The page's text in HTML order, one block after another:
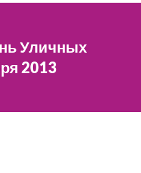
Уличных
2013